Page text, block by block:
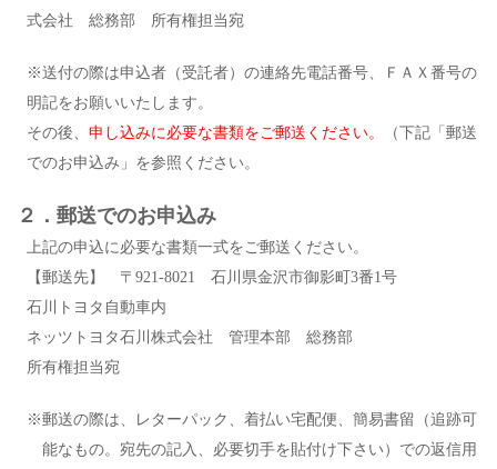
式会社 総務部 所有権担当宛
※送付の際は申込者（受託者）の連絡先電話番号、ＦＡＸ番号の
明記をお願いいたします。
その後、 申し込みに必要な書類をご郵送ください。
（下記「郵送
でのお申込み」を参照ください。
２．郵送でのお申込み
上記の申込に必要な書類一式をご郵送ください。
【郵送先】 〒921-8021 石川県金沢市御影町3番1号
石川トヨタ自動車内
ネッツトヨタ石川株式会社 管理本部 総務部
所有権担当宛
※郵送の際は、レターパック、着払い宅配便、簡易書留（追跡可
能なもの。宛先の記入、必要切手を貼付け下さい）での返信用